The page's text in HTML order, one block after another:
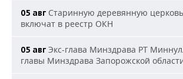
05 авг Старинную деревянную
включат в реестр ОКН
05 авг Экс-глава Минздрава РТ
главы Минздрава Запорожской